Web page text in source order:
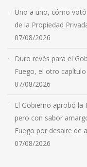
Uno a uno, cómo
de la Propiedad
07/08/2026
Duro revés para el
Fuego, el otro
07/08/2026
El Gobierno aprobó la
pero con sabor
Fuego por desaire de
07/08/2026